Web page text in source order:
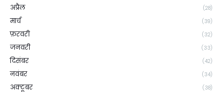
अप्रैल (28)
मार्च (39)
फ़रवरी (32)
जनवरी (33)
दिसंबर (42)
नवंबर (34)
अक्टूबर (38)